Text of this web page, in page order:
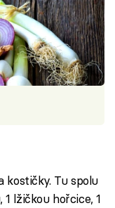
kostičky. Tu spolu
lžičkou hořcice, 1